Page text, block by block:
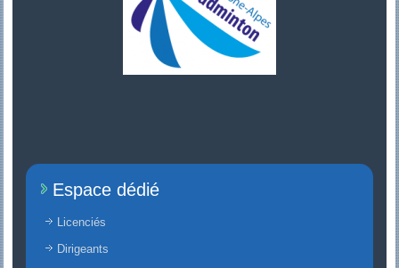
Espace dédié
Licenciés
Dirigeants